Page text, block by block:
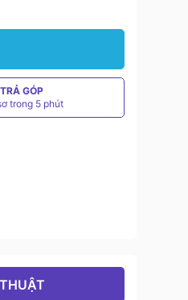
GÓP
trong 5 phút